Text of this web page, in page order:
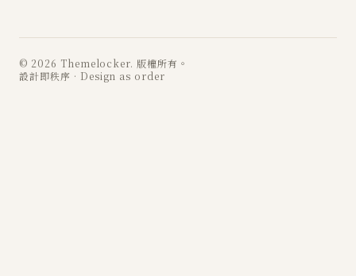
© 2026 Themelocker. 版權所有。
設計即秩序 · Design as order